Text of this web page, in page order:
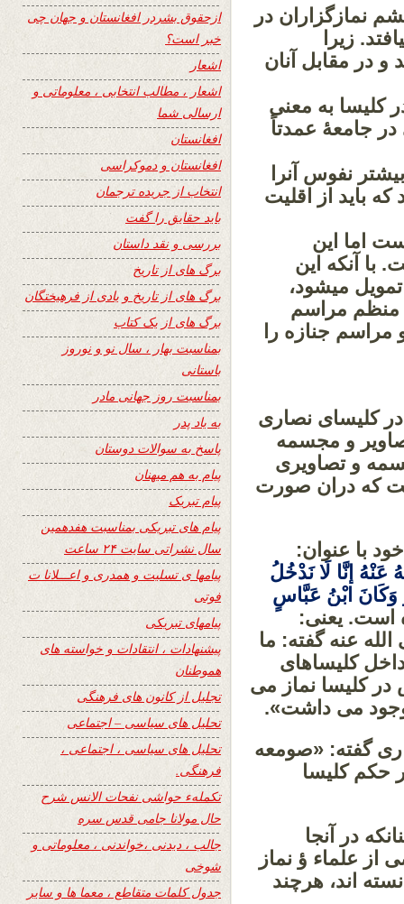
نمازگزاران در
زیرا
و در مقابل آنان
کلیسا به معنی
جامعۀ عمدتاً
نفوس آنرا
باید از اقلیت
اما این
آنکه این
میشود،
منظم مراسم
جنازه را
کلیسای نصاری
و مجسمه
و تصاویری
که دران صورت
با عنوان:
إِنَّا لَا نَدْخُلُ
وَکَانَ ابْنُ عَبَّاسٍ
است. یعنی:
عنه گفته: ما
کلیساهای
کلیسا نماز می
وجود می داشت».
گفته: «صومعه
حکم کلیسا
در آنجا
از علماء ؤ نماز
اند، هرچند
ازحقوق بشردر افغانستان و جهان چی
خبر است؟
اشعار
اشعار ، مطالب انتخابی ، معلوماتی و
ارسالی شما
افغانستان
افغانستان و دموکراسی
انتخاب از جریده ترجمان
باید حقایق را گفت
بررسی و نقد داستان
برگ های از تاریخ
برگ های از تاریخ و یادی از فرهیختگان
برگ های از یک کتاب
بمناسبت بهار ، سال نو و نوروز
باستانی
بمناسبت روز جهانی مادر
به یاد پدر
پاسخ به سوالات دوستان
پیام به هم میهنان
پیام تبریک
پیام های تبریکی بمناسبت هفدهمین
سال نشراتی سایت ۲۴ ساعت
پیامها ی تسلیت و همدری و اعـــلانا ت
فوتی
پیامهای تبریکی
پیشنهادات ، انتقادات و خواسته های
هموطنان
تجلیل از کانون های فرهنگی
تحلیل های سیاسی – اجتماعی
تحلیل های سیاسی ، اجتماعی ،
فرهنگی.
تکملهء حواشی نفحات الانس شرح
حال مولانا جامی قدس سره
جالب ، دیدنی ،خواندنی ، معلوماتی و
شوخی
جدول کلمات متقاطع ، معما ها و سایر